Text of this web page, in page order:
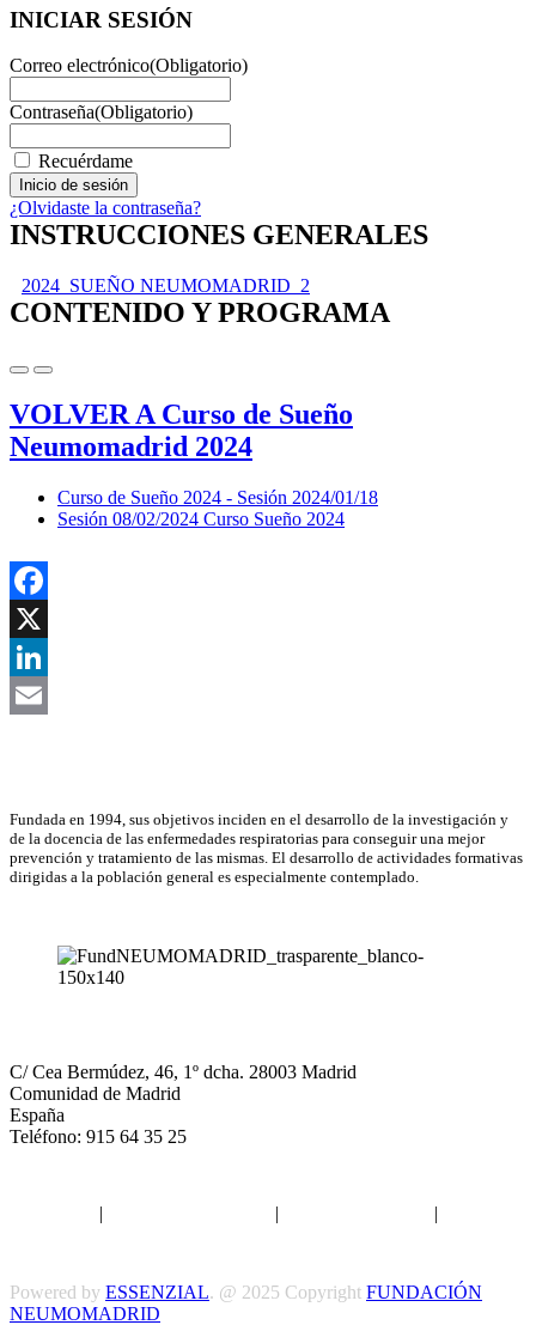
INICIAR SESIÓN
Correo electrónico(Obligatorio)
Contraseña(Obligatorio)
Recuérdame
¿Olvidaste la contraseña?
INSTRUCCIONES GENERALES
2024_SUEÑO NEUMOMADRID_2
CONTENIDO Y PROGRAMA
VOLVER A Curso de Sueño
Neumomadrid 2024
Curso de Sueño 2024 - Sesión 2024/01/18
Sesión 08/02/2024 Curso Sueño 2024
Facebook
X
LinkedIn
Fundada en 1994, sus objetivos inciden en el desarrollo de la investigación y
de la docencia de las enfermedades respiratorias para conseguir una mejor
prevención y tratamiento de las mismas. El desarrollo de actividades formativas
dirigidas a la población general es especialmente contemplado.
C/ Cea Bermúdez, 46, 1º dcha. 28003 Madrid
Comunidad de Madrid
España
Teléfono: 915 64 35 25
| | |
Powered by ESSENZIAL. @ 2025 Copyright FUNDACIÓN
NEUMOMADRID